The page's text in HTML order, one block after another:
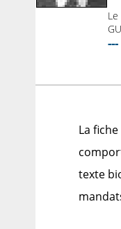
---
La
texte